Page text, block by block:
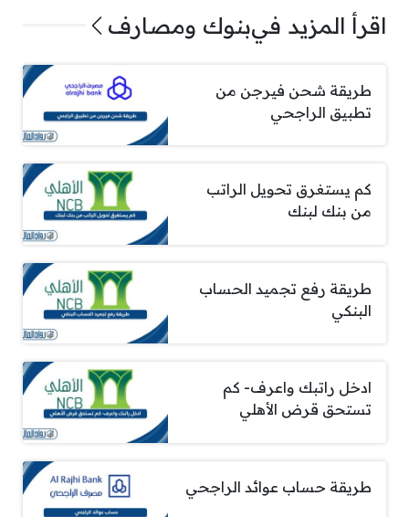
اقرأ المزيد فيبنوك ومصارف
طريقة شحن فيرجن من
تطبيق الراجحي
كم يستغرق تحويل الراتب
من بنك لبنك
طريقة رفع تجميد الحساب
البنكي
ادخل راتبك واعرف- كم
تستحق قرض الأهلي
طريقة حساب عوائد الراجحي